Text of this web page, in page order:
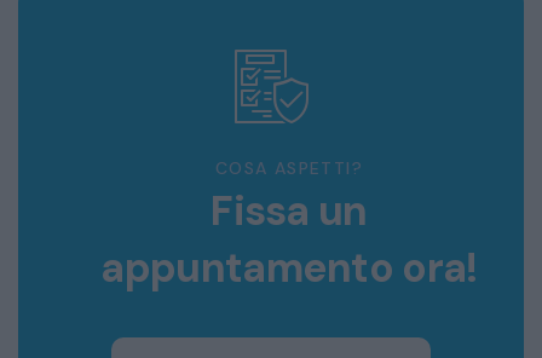
COSA ASPETTI?
Fissa un
appuntamento ora!